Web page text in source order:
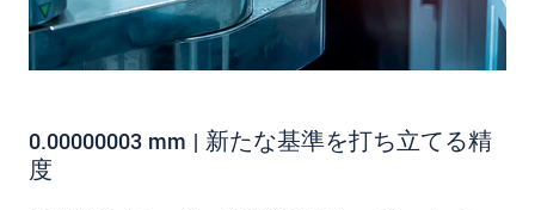
0.00000003 mm | 新たな基準を打ち立てる精
度